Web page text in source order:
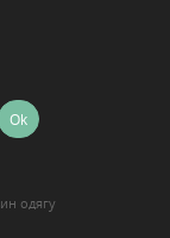
Ok
одягу